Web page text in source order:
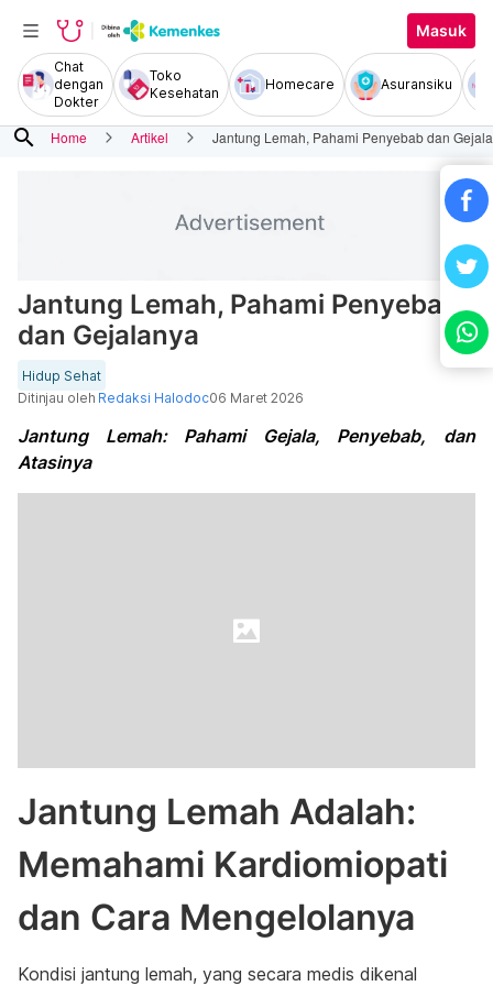
Masuk
Chat
dengan
Dokter
Toko
Kesehatan
Homecare Asuransiku
search Home Artikel Jantung Lemah, Pahami Penyebab dan
Jantung Lemah, Pahami Penyebab
dan Gejalanya
Hidup Sehat
Ditinjau oleh Redaksi Halodoc06 Maret 2026
Jantung Lemah: Pahami Gejala, Penyebab, dan
Atasinya
Jantung Lemah Adalah:
Memahami Kardiomiopati
dan Cara Mengelolanya
Kondisi jantung lemah, yang secara medis dikenal